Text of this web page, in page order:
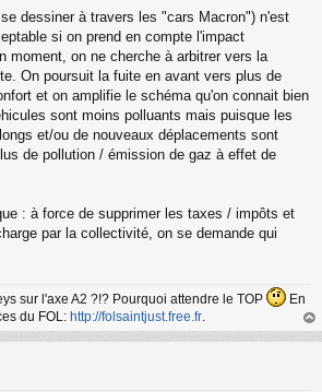
dessiner à travers les "cars Macron") n'est
si on prend en compte l'impact
moment, on ne cherche à arbitrer vers la
On poursuit la fuite en avant vers plus de
et on amplifie le schéma qu'on connait bien
sont moins polluants mais puisque les
et/ou de nouveaux déplacements sont
de pollution / émission de gaz à effet de
: à force de supprimer les taxes / impôts et
par la collectivité, on se demande qui
sur l'axe A2 ?!? Pourquoi attendre le TOP
En
du FOL: http://folsaintjust.free.fr.
au